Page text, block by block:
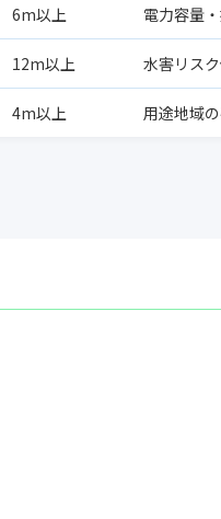
6m以上 電力容量
12m以上 水害リス
4m以上 用途地域